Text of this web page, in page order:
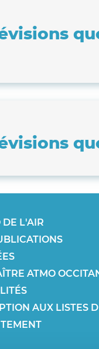
DE L'AIR
ATMO
AUX LISTES